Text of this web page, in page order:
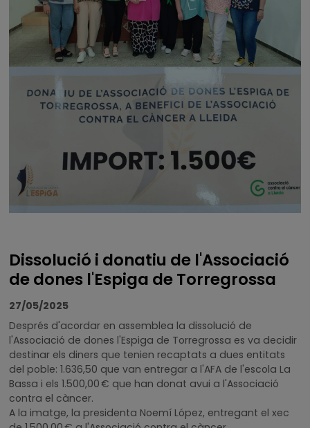
Dissolució i donatiu de l'Associació
de dones l'Espiga de Torregrossa
27/05/2025
Després d'acordar en assemblea la dissolució de
l'Associació de dones l'Espiga de Torregrossa es va decidir
destinar els diners que tenien recaptats a dues entitats
del poble: 1.636,50 que van entregar a l'AFA de l'escola La
Bassa i els 1.500,00 € que han donat avui a l'Associació
contra el càncer.
A la imatge, la presidenta Noemí López, entregant el xec